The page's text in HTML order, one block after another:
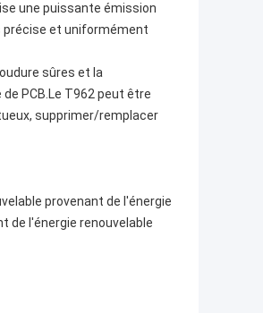
une puissante émission
précise et uniformément
sûres et la
PCB.Le T962 peut être
supprimer/remplacer
provenant de l'énergie
de l'énergie renouvelable